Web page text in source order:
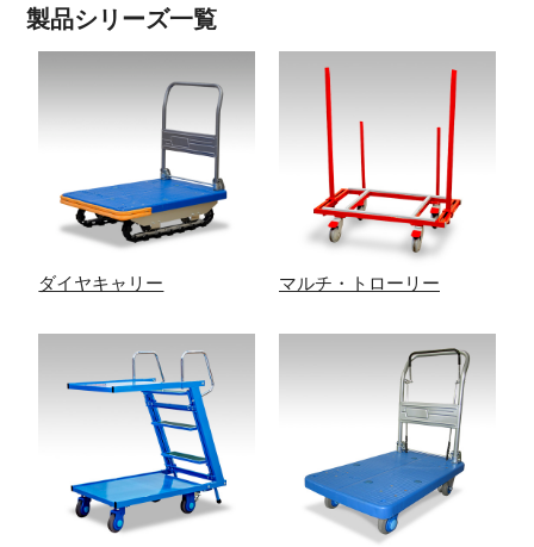
製品シリーズ一覧
ダイヤキャリー マルチ・トローリー